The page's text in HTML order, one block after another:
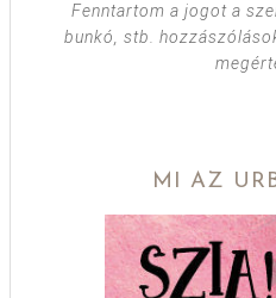
Fenntartom a jogot a
bunkó, stb.
MI AZ